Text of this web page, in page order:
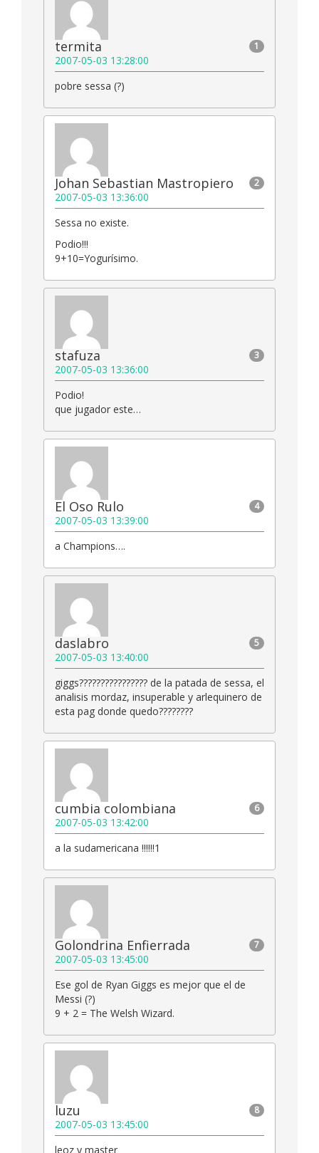
1
termita
2007-05-03 13:28:00
pobre sessa (?)
2
Johan Sebastian Mastropiero
2007-05-03 13:36:00
Sessa no existe.
Podio!!!
9+10=Yogurísimo.
3
stafuza
2007-05-03 13:36:00
Podio!
que jugador este…
4
El Oso Rulo
2007-05-03 13:39:00
a Champions….
5
daslabro
2007-05-03 13:40:00
giggs???????????????? de la patada de sessa, el
analisis mordaz, insuperable y arlequinero de
esta pag donde quedo????????
6
cumbia colombiana
2007-05-03 13:42:00
a la sudamericana !!!!!!1
7
Golondrina Enfierrada
2007-05-03 13:45:00
Ese gol de Ryan Giggs es mejor que el de
Messi (?)
9 + 2 = The Welsh Wizard.
8
luzu
2007-05-03 13:45:00
leoz y master